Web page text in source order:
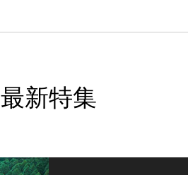
最新特集